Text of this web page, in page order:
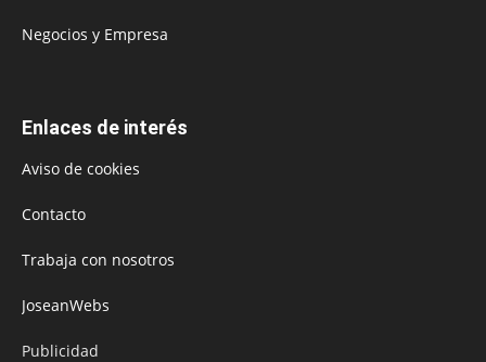
Negocios y Empresa
Enlaces de interés
Aviso de cookies
Contacto
Trabaja con nosotros
JoseanWebs
Publicidad